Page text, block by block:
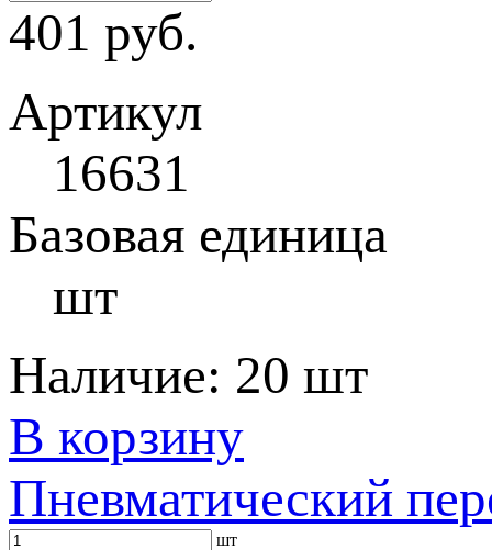
401 руб.
Артикул
16631
Базовая единица
шт
Наличие: 20 шт
В корзину
Пневматический
шт